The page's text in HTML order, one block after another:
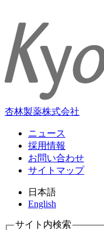
杏林製薬株式会社
ニュース
採用情報
お問い合わせ
サイトマップ
日本語
English
サイト内検索